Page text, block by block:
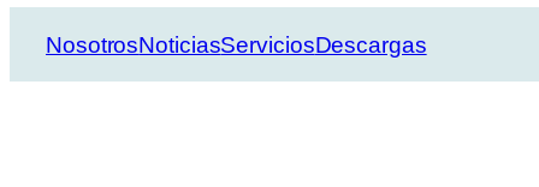
NosotrosNoticiasServiciosDescargas